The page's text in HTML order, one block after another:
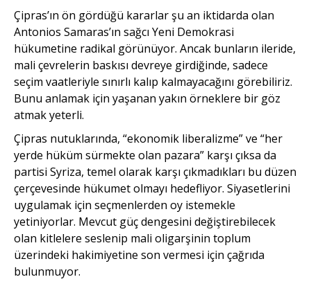
Çipras’ın ön gördüğü kararlar şu an iktidarda olan
Antonios Samaras’ın sağcı Yeni Demokrasi
hükumetine radikal görünüyor. Ancak bunların ileride,
mali çevrelerin baskısı devreye girdiğinde, sadece
seçim vaatle­riyle sınırlı kalıp kalmayacağını görebiliriz.
Bunu anlamak için yaşanan yakın örneklere bir göz
atmak yeterli.
Çipras nutuklarında, “eko­nomik liberalizme” ve “her
yerde hüküm sürmekte olan pazara” karşı çıksa da
partisi Syriza, temel olarak karşı çıkmadıkları bu düzen
çerçevesinde hükumet olmayı hedefliyor. Siyasetlerini
uygulamak için seçmenlerden oy istemekle
yetiniyorlar. Mevcut güç dengesini değiştirebilecek
olan kitlelere seslenip mali oligarşinin toplum
üzerindeki hakimiyetine son vermesi için çağrıda
bulun­muyor.